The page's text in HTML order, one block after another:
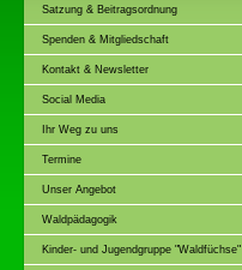
Satzung & Beitragsordnung
Spenden & Mitgliedschaft
Kontakt & Newsletter
Social Media
Ihr Weg zu uns
Termine
Unser Angebot
Waldpädagogik
Kinder- und Jugendgruppe "Waldfüchse"